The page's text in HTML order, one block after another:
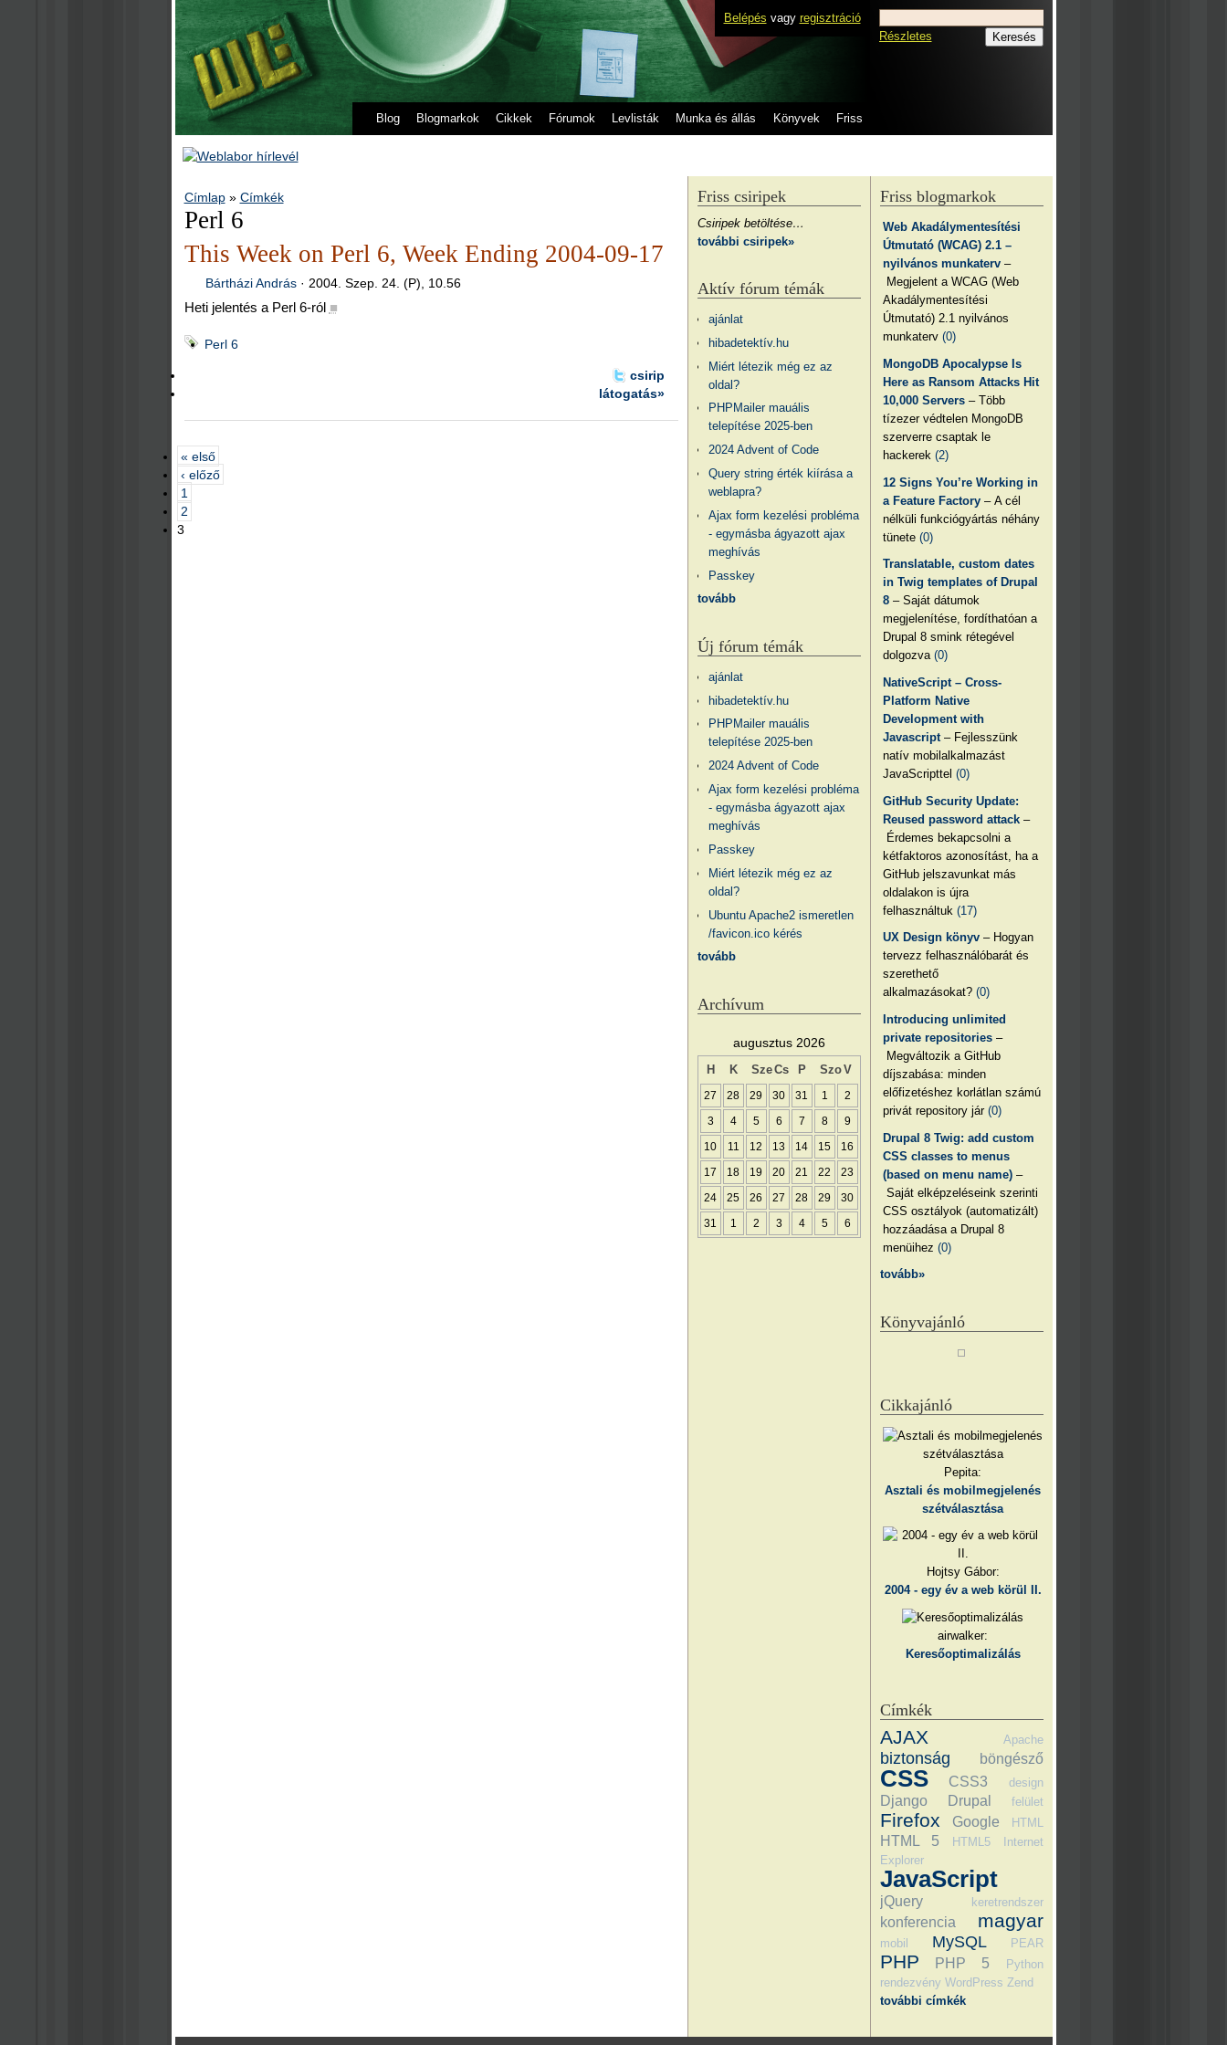
Belépés vagy regisztráció
Blog Blogmarkok Cikkek Fórumok Levlisták Munka és állás Könyvek Friss
Részletes
Címlap» Címkék
Perl 6
This Week on Perl 6, Week Ending 2004-09-17
Bártházi András · 2004. Szep. 24. (P), 10.56
Heti jelentés a Perl 6-ról ■
Perl 6
csirip
látogatás»
« első
‹ előző
1
2
3
Friss blogmarkok
Web Akadálymentesítési
Útmutató (WCAG) 2.1 –
nyilvános munkaterv –
Megjelent a WCAG (Web
Akadálymentesítési
Útmutató) 2.1 nyilvános
munkaterv(0)
MongoDB Apocalypse Is
Here as Ransom Attacks Hit
10,000 Servers – Több
tízezer védtelen MongoDB
szerverre csaptak le
hackerek(2)
12 Signs You’re Working in
a Feature Factory – A cél
nélküli funkciógyártás néhány
tünete(0)
Translatable, custom dates
in Twig templates of Drupal
8 – Saját dátumok
megjelenítése, fordíthatóan a
Drupal 8 smink rétegével
dolgozva(0)
NativeScript – Cross-
Platform Native
Development with
Javascript – Fejlesszünk
natív mobilalkalmazást
JavaScripttel(0)
GitHub Security Update:
Reused password attack –
Érdemes bekapcsolni a
kétfaktoros azonosítást, ha a
GitHub jelszavunkat más
oldalakon is újra
felhasználtuk(17)
UX Design könyv – Hogyan
tervezz felhasználóbarát és
szerethető
alkalmazásokat?(0)
Introducing unlimited
private repositories –
Megváltozik a GitHub
díjszabása: minden
előfizetéshez korlátlan számú
privát repository jár(0)
Drupal 8 Twig: add custom
CSS classes to menus
(based on menu name) –
Saját elképzeléseink szerinti
CSS osztályok (automatizált)
hozzáadása a Drupal 8
menüihez(0)
tovább»
Könyvajánló
Cikkajánló
Pepita:
Asztali és mobilmegjelenés
szétválasztása
Hojtsy Gábor:
2004 - egy év a web körül II.
airwalker:
Keresőoptimalizálás
Címkék
AJAX Apache
biztonság böngésző
CSS CSS3 design
Django Drupal felület
Firefox Google HTML
HTML 5 HTML5
Internet
Explorer
JavaScript
jQuery keretrendszer
konferencia magyar
mobil MySQL PEAR
PHP PHP 5
Python
rendezvény WordPress Zend
további címkék
Friss csiripek
Csiripek betöltése…
további csiripek»
Aktív fórum témák
ajánlat
hibadetektív.hu
Miért létezik még ez az
oldal?
PHPMailer mauális
telepítése 2025-ben
2024 Advent of Code
Query string érték kiírása a
weblapra?
Ajax form kezelési probléma
- egymásba ágyazott ajax
meghívás
Passkey
tovább
Új fórum témák
ajánlat
hibadetektív.hu
PHPMailer mauális
telepítése 2025-ben
2024 Advent of Code
Ajax form kezelési probléma
- egymásba ágyazott ajax
meghívás
Passkey
Miért létezik még ez az
oldal?
Ubuntu Apache2 ismeretlen
/favicon.ico kérés
tovább
Archívum
augusztus 2026
H K SzeCs P SzoV
27 28 29 30 31 1 2
3 4 5 6 7 8 9
10 11 12 13 14 15 16
17 18 19 20 21 22 23
24 25 26 27 28 29 30
31 1 2 3 4 5 6